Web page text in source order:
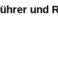
und